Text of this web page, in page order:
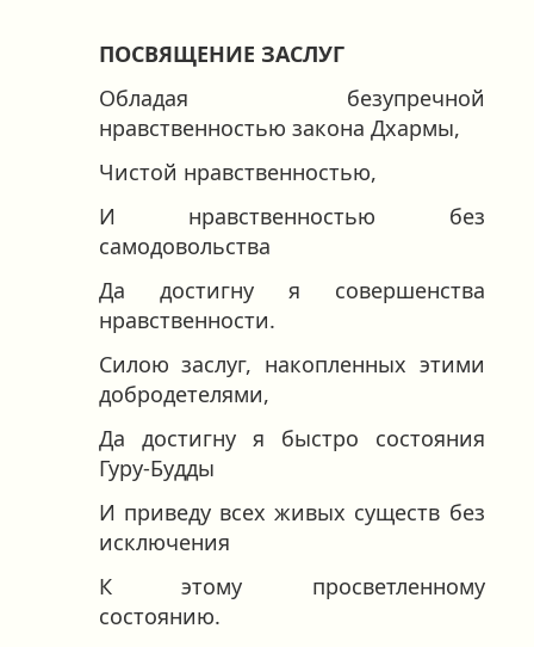
ПОСВЯЩЕНИЕ ЗАСЛУГ
Обладая безупречной
нравственностью закона Дхармы,
Чистой нравственностью,
И нравственностью без
самодовольства
Да достигну я совершенства
нравственности.
Силою заслуг, накопленных этими
добродетелями,
Да достигну я быстро состояния
Гуру-Будды
И приведу всех живых существ без
исключения
К этому просветленному
состоянию.